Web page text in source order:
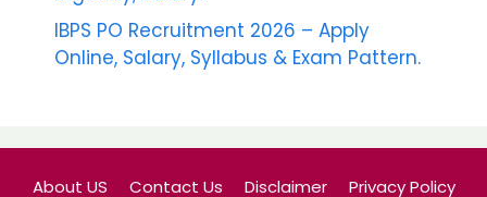
IBPS PO Recruitment 2026 – Apply
Online, Salary, Syllabus & Exam Pattern.
About US Contact Us Disclaimer Privacy Policy